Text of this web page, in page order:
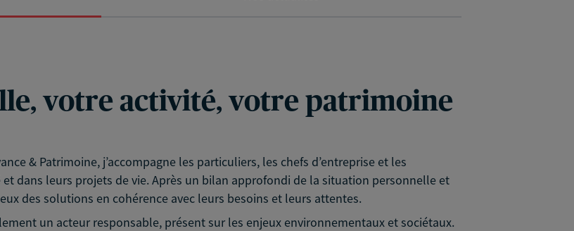
votre activité, votre patrimoine
& Patrimoine, j’accompagne les particuliers, les chefs d’entreprise et les
dans leurs projets de vie. Après un bilan approfondi de la situation personnelle et
des solutions en cohérence avec leurs besoins et leurs attentes.
un acteur responsable, présent sur les enjeux environnementaux et sociétaux.